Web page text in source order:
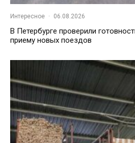
Интересное · 06.08.2026
В Петербурге проверили
приему новых поездов